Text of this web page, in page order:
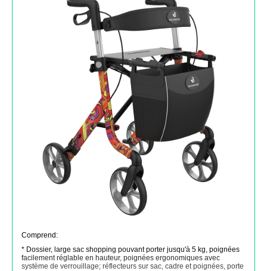
Comprend:
* Dossier, large sac shopping pouvant porter jusqu'à 5 kg, poignées
facilement réglable en hauteur, poignées ergonomiques avec
système de verrouillage; réflecteurs sur sac, cadre et poignées, porte